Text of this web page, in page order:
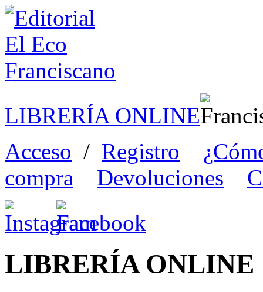
LIBRERÍA ONLINE
Acceso / Registro
compra
Devoluciones
LIBRERÍA ONLINE